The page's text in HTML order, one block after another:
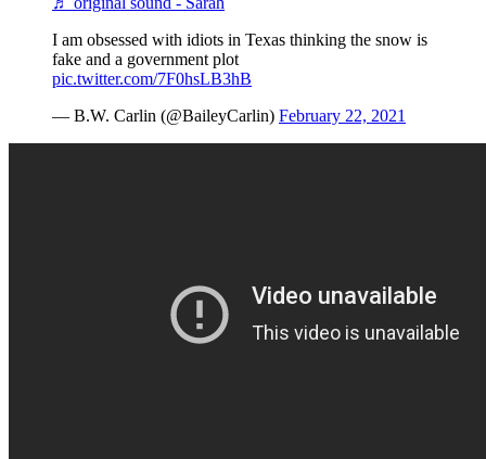
I am obsessed with idiots in Texas thinking the snow is
fake and a government plot
pic.twitter.com/7F0hsLB3hB
— B.W. Carlin (@BaileyCarlin) February 22, 2021